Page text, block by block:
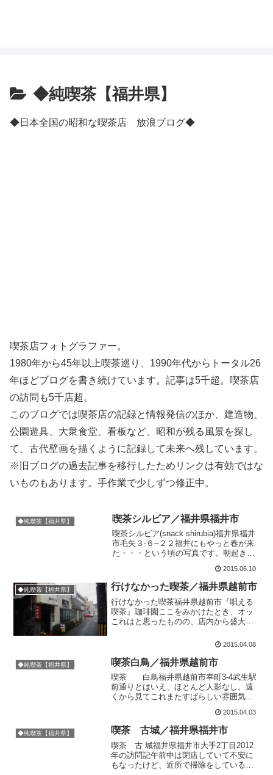
◆純喫茶【福井県】
◆日本全国の昭和な喫茶店 放浪ブログ◆
喫茶店フォトグラファー。
1980年から45年以上喫茶巡り、1990年代からトータル26
年ほどブログを書き続けています。記事は5千超。喫茶店
の訪問も5千店超。
このブログでは喫茶店の記録と情報発信のほか、建造物、
公園遊具、大衆食堂、看板など、昭和が残る風景を探し
て、古代壁画を描くように記録して未来へ残しています。
※旧ブログの過去記事を移行したためリンクは有効ではな
いものもあります。手作業で少しずつ修正中。
◆純喫茶【福井県】 喫茶シルビア／福井県福井市
喫茶シルビア(snack shirubia)福井県福井
市毛矢３-６−２２福井にもやっと春が来
た・・・という頃の写真です。朝起きる
す。そこで外に出てふらふら。めでたく,
１５分ほど歩くと喫茶シルビアさんを発
見...
2015.06.10
◆純喫茶【福井県】 行けなかった喫茶／福井県越前市
行けなかった喫茶福井県越前市『唄える
喫茶』珈琲園ここをみかけたとき、オッ
これはと思ったものの、店内から盛大な
るんですが、ドア開けて和んだ雰囲気壊
したらわるいんで見送り。『唄える喫
茶』と書いてありますね。珈...
2015.04.08
◆純喫茶【福井県】 喫茶白鳥／福井県越前市
喫茶 白鳥福井県越前市幸町3-4武生駅
前通りとはいえ、ほとんど人影なし。遠
くから見てこれまたすばらしい雰囲気の
した。これ、もっとも幸運なパターンで
す。喫茶白鳥。1956年創業って書いてま
す。さっそくおじ...
2015.04.03
◆純喫茶【福井県】 喫茶 古城／福井県福井市
喫茶 古 城福井県福井市大手2丁目2012
年の訪問記午前中は閉店していて不安に
もなったけど、近所で掃除をしている